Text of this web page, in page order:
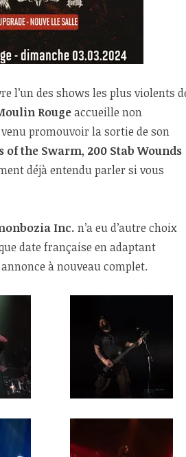
l’un des shows les plus violents
Rougeaccueille non
promouvoir la sortie de son
of the Swarm, 200 Stab Wounds
déjà entendu parler si vous
Inc. n’a eu d’autre choix
date française en adaptant
à nouveau complet.